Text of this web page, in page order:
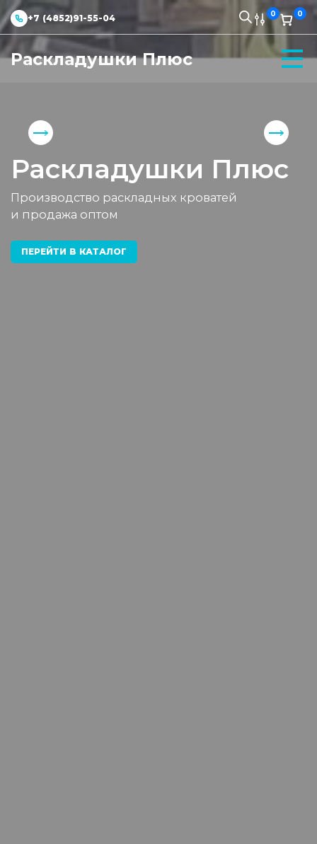
+7 (4852)91-55-04 0 0
Раскладушки Плюс
Раскладушки Плюс
Производство раскладных кроватей
и продажа оптом
ПЕРЕЙТИ В КАТАЛОГ